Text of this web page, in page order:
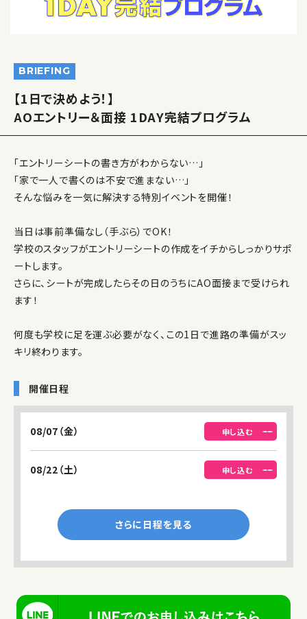
BRIEFING
【1日で決めよう！】
AOエントリー＆面接 1DAY完結プログラム
「エントリーシートの書き方がわからない…」
「家で一人で書くのは不安で進まない…」
そんな悩みを一気に解決する特別イベントを開催！
当日は事前準備なし（手ぶら）でOK！
学校のスタッフがエントリーシートの作成をイチからしっかりサポ
ートします。
さらに、シートが完成したらその日のうちにAO面接まで受けられ
ます！
何度も学校に足を運ぶ必要がなく、この1日で進路の準備がスッ
キリ終わります。
開催日程
08/07（金） 申し込む
08/22（土） 申し込む